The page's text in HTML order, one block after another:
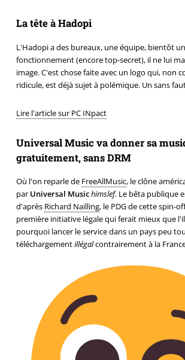
La tête à Hadopi
L'Hadopi a des bureaux, une équipe, bientôt
fonctionnement (encore top-secret), il ne lui
image. C'est chose faite avec un logo qui, non
ridicule, est déjà sujet à polémique. Un sans
Lire l'article sur PC INpact
Universal Music va donner sa
gratuitement, sans DRM
Où l'on reparle de FreeAllMusic, le clône
par Universal Musichimslef. Le bêta publique
d'après Richard Nailling, le PDG de cette spin-
première initiative légale qui ferait mieux que
pourquoi lancer le service dans un pays peu
téléchargementillégalcontrairement à la